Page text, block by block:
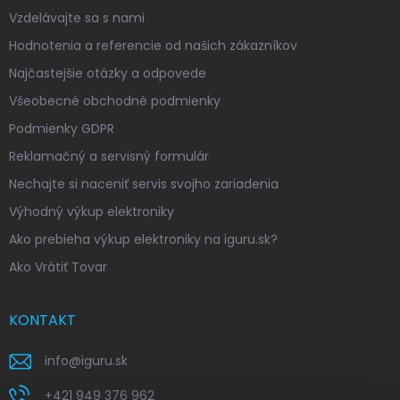
Vzdelávajte sa s nami
Hodnotenia a referencie od našich zákazníkov
Najčastejšie otázky a odpovede
Všeobecné obchodné podmienky
Podmienky GDPR
Reklamačný a servisný formulár
Nechajte si naceniť servis svojho zariadenia
Výhodný výkup elektroniky
Ako prebieha výkup elektroniky na iguru.sk?
Ako Vrátiť Tovar
KONTAKT
info@iguru.sk
+421 949 376 962